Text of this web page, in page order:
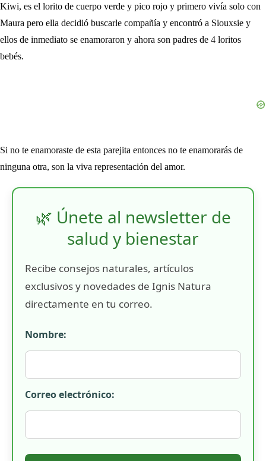
Kiwi, es el lorito de cuerpo verde y pico rojo y primero vivía solo con
Maura pero ella decidió buscarle compañía y encontró a Siouxsie y
ellos de inmediato se enamoraron y ahora son padres de 4 loritos
bebés.
Si no te enamoraste de esta parejita entonces no te enamorarás de
ninguna otra, son la viva representación del amor.
🌿 Únete al newsletter de
salud y bienestar
Recibe consejos naturales, artículos
exclusivos y novedades de Ignis Natura
directamente en tu correo.
Nombre:
Correo electrónico: